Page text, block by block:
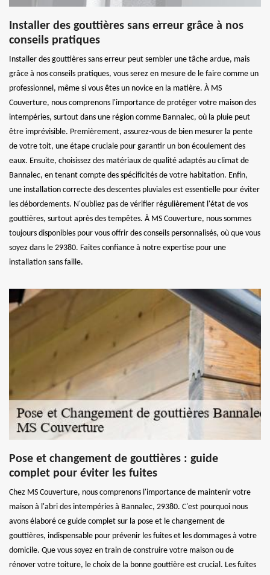
Installer des gouttières sans erreur grâce à nos
conseils pratiques
Installer des gouttières sans erreur peut sembler une tâche ardue, mais
grâce à nos conseils pratiques, vous serez en mesure de le faire comme un
professionnel, même si vous êtes un novice en la matière. À MS
Couverture, nous comprenons l'importance de protéger votre maison des
intempéries, surtout dans une région comme Bannalec, où la pluie peut
être imprévisible. Premièrement, assurez-vous de bien mesurer la pente
de votre toit, une étape cruciale pour garantir un bon écoulement des
eaux. Ensuite, choisissez des matériaux de qualité adaptés au climat de
Bannalec, en tenant compte des spécificités de votre habitation. Enfin,
une installation correcte des descentes pluviales est essentielle pour éviter
les débordements. N'oubliez pas de vérifier régulièrement l'état de vos
gouttières, surtout après des tempêtes. À MS Couverture, nous sommes
toujours disponibles pour vous offrir des conseils personnalisés, où que vous
soyez dans le 29380. Faites confiance à notre expertise pour une
installation sans faille.
Pose et changement de gouttières : guide
complet pour éviter les fuites
Chez MS Couverture, nous comprenons l'importance de maintenir votre
maison à l'abri des intempéries à Bannalec, 29380. C'est pourquoi nous
avons élaboré ce guide complet sur la pose et le changement de
gouttières, indispensable pour prévenir les fuites et les dommages à votre
domicile. Que vous soyez en train de construire votre maison ou de
rénover votre toiture, le choix de la bonne gouttière est crucial. Les fuites